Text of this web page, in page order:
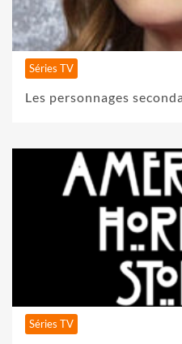
Séries TV
Les personnages
Séries TV